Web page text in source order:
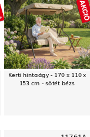
Kerti hintaágy - 170 x 110 x
153 cm - sötét bézs